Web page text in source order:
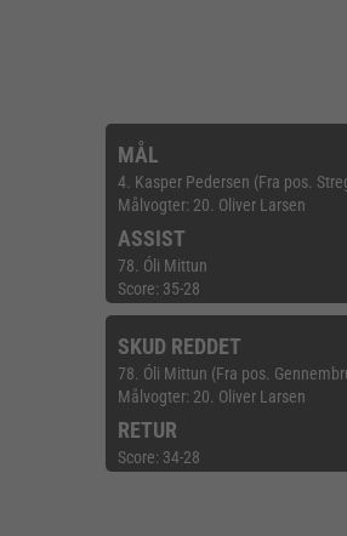
MÅL
4. Kasper Pedersen (Fra pos.
Målvogter: 20. Oliver Larsen
ASSIST
78. Óli Mittun
Score: 35-28
SKUD REDDET
78. Óli Mittun (Fra pos.
Målvogter: 20. Oliver Larsen
RETUR
Score: 34-28